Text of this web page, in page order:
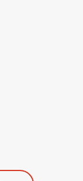
i
mające na
i bio, co